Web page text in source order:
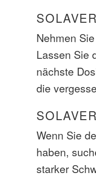
Nehmen
Lassen Sie
nächste
die
Wenn Sie
haben,
starker